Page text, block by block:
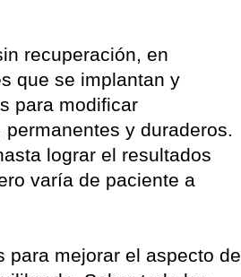
recuperación, en
que se implantan y
para modificar
y duraderos.
lograr el resultados
varía de paciente a
para mejorar el aspecto de